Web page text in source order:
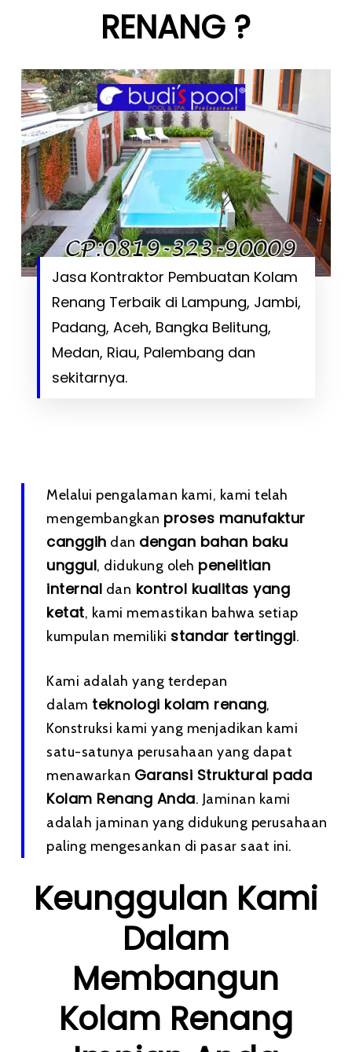
RENANG ?
Jasa Kontraktor Pembuatan Kolam
Renang Terbaik di Lampung, Jambi,
Padang, Aceh, Bangka Belitung,
Medan, Riau, Palembang dan
sekitarnya.
Melalui pengalaman kami, kami telah
mengembangkan proses manufaktur
canggih dan dengan bahan baku
unggul, didukung oleh penelitian
internal dan kontrol kualitas yang
ketat, kami memastikan bahwa setiap
kumpulan memiliki standar tertinggi.
Kami adalah yang terdepan
dalam teknologi kolam renang,
Konstruksi kami yang menjadikan kami
satu-satunya perusahaan yang dapat
menawarkan Garansi Struktural pada
Kolam Renang Anda. Jaminan kami
adalah jaminan yang didukung perusahaan
paling mengesankan di pasar saat ini.
Keunggulan Kami
Dalam
Membangun
Kolam Renang